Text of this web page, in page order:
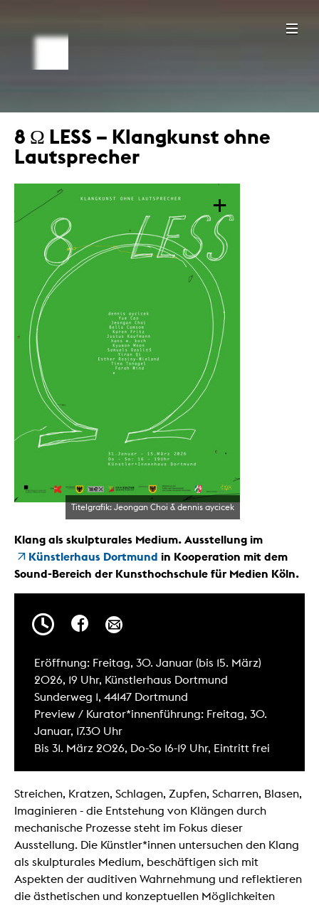
8 Ω LESS – Klangkunst ohne
Lautsprecher
+
Titelgrafik: Jeongan Choi & dennis aycicek
Klang als skulpturales Medium. Ausstellung im
Künstlerhaus Dortmund in Kooperation mit dem
Sound-Bereich der Kunsthochschule für Medien Köln.
Eröffnung: Freitag, 30. Januar (bis 15. März)
2026, 19 Uhr, Künstlerhaus Dortmund
Sunderweg 1, 44147 Dortmund
Preview / Kurator*innenführung: Freitag, 30.
Januar, 17.30 Uhr
Bis 31. März 2026, Do-So 16-19 Uhr, Eintritt frei
Streichen, Kratzen, Schlagen, Zupfen, Scharren, Blasen,
Imaginieren - die Entstehung von Klängen durch
mechanische Prozesse steht im Fokus dieser
Ausstellung. Die Künstler*innen untersuchen den Klang
als skulpturales Medium, beschäftigen sich mit
Aspekten der auditiven Wahrnehmung und reflektieren
die ästhetischen und konzeptuellen Möglichkeiten